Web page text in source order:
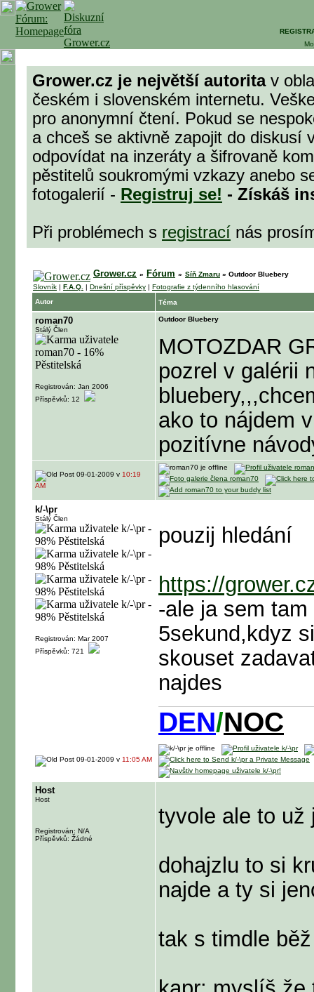
Grower.cz je největší autoritav
českém i slovenském internetu.
pro anonymní čtení. Pokud se
a chceš se aktivně zapojit do diskusí
odpovídat na inzeráty a šifrovaně
pěstitelů soukromými vzkazy anebo
fotogalerií - Registruj se! - Získáš
Při problémech s registrací nás
Grower.cz » Fórum » Síň Zmaru » Outdoor Bluebery
Slovník | F.A.Q. | Dnešní příspěvky | Fotografie z týdenního hlasování
Autor
Téma
roman70
Stálý Člen
Registrován: Jan 2006
Příspěvků: 12
Outdoor Bluebery
MOTOZDAR
pozrel v galérii
ako to nájdem
pozitívne
09-01-2009 v 10:19
AM
k/-\pr
Stálý Člen
Registrován: Mar 2007
Příspěvků: 721
pouzij hledání
https://
-ale ja sem
5sekund,kdyz
skouset
najdes
DEN/NOC
09-01-2009 v 11:05 AM
Host
Host
Registrován: N/A
Příspěvků: Žádné
tyvole ale to už
dohajzlu to si
najde a ty si
tak s timdle